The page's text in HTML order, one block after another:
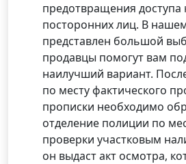
предотвращения доступа
посторонних лиц. В
представлен большой
продавцы помогут вам
наилучший вариант.
по месту фактического
прописки необходимо
отделение полиции по
проверки участковым
он выдаст акт осмотра,